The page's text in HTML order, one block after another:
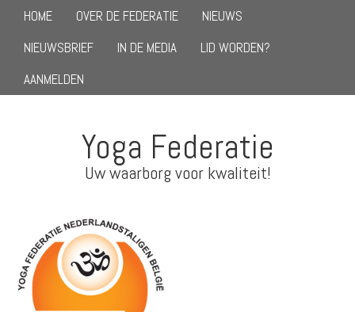
HOME OVER DE FEDERATIE
NIEUWS
NIEUWSBRIEF
IN DE MEDIA
LID WORDEN?
AANMELDEN
Yoga Federatie
Uw waarborg voor kwaliteit!